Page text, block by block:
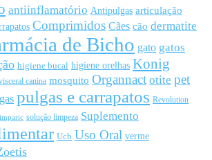
antiinflamatório Antipulgas articulação
Comprimidos Cães cão dermatite
de Bicho gato gatos
higiene bucal higiene orelhas Konig
canina mosquito Organnact otite pet
pulgas e carrapatos Revolution
solução limpeza Suplemento
Ucb Uso Oral verme